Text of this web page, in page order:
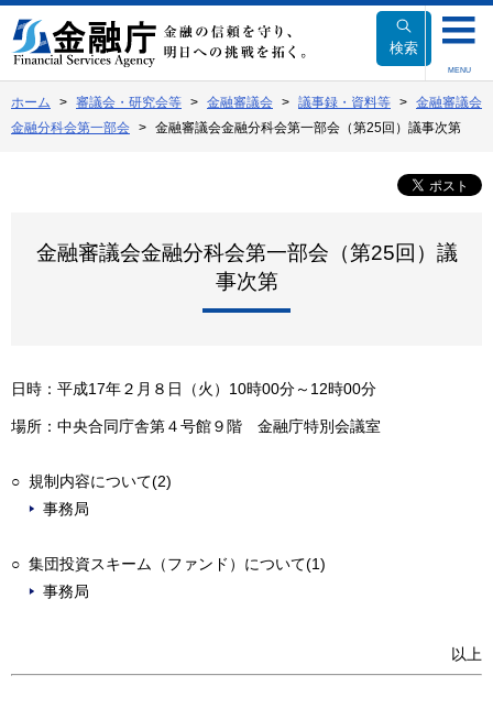
文
へ
動
検索
MENU
ホーム 審議会・研究会等 金融審議会 議事録・資料等
金融審議会
金融分科会第一部会
金融審議会金融分科会第一部会（第25回）議事次第
金融審議会金融分科会第一部会（第25回）議
事次第
日時：平成17年２月８日（火）10時00分～12時00分
場所：中央合同庁舎第４号館９階 金融庁特別会議室
○ 規制内容について(2)
事務局
○ 集団投資スキーム（ファンド）について(1)
事務局
以上